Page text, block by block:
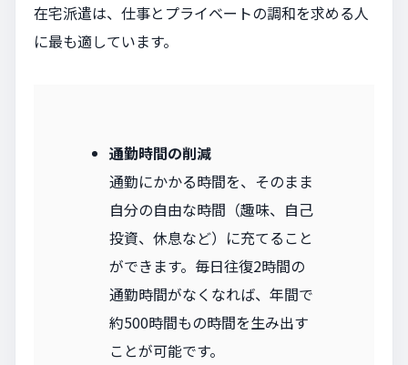
在宅派遣は、仕事とプライベートの調和を求める人
に最も適しています。
通勤時間の削減
通勤にかかる時間を、そのまま
自分の自由な時間（趣味、自己
投資、休息など）に充てること
ができます。毎日往復2時間の
通勤時間がなくなれば、年間で
約500時間もの時間を生み出す
ことが可能です。